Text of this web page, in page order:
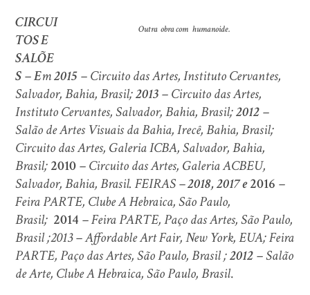
Outra obra com humanoide.
CIRCUI
TOS E
SALÕE
S–Em2015– Circuito das Artes, Instituto Cervantes,
Salvador, Bahia, Brasil;2013– Circuito das Artes,
Instituto Cervantes, Salvador, Bahia, Brasil;2012–
Salão de Artes Visuais da Bahia, Irecê, Bahia, Brasil;
Circuito das Artes, Galeria ICBA, Salvador, Bahia,
Brasil;2010– Circuito das Artes, Galeria ACBEU,
Salvador, Bahia, Brasil. FEIRAS –2018, 2017 e2016 –
Feira PARTE, Clube A Hebraica, São Paulo,
Brasil; 2014 – Feira PARTE, Paço das Artes, São Paulo,
Brasil ;2013 – Affordable Art Fair, New York, EUA; Feira
PARTE, Paço das Artes, São Paulo, Brasil ;2012– Salão
de Arte, Clube A Hebraica, São Paulo, Brasil.